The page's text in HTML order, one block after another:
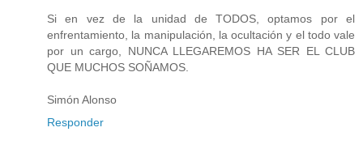
Si en vez de la unidad de TODOS, optamos por el
enfrentamiento, la manipulación, la ocultación y el todo vale
por un cargo, NUNCA LLEGAREMOS HA SER EL CLUB
QUE MUCHOS SOÑAMOS.
Simón Alonso
Responder